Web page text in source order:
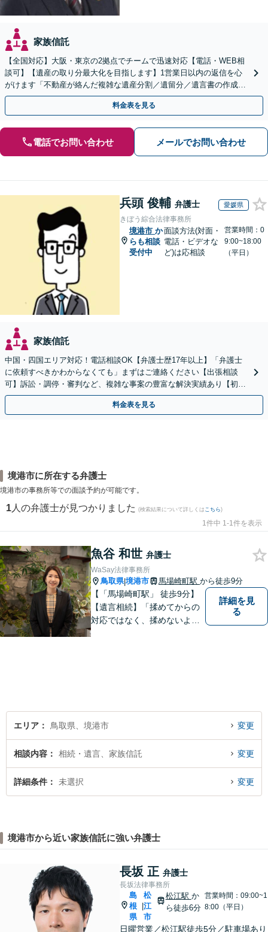
家族信託
【全国対応】大阪・東京の2拠点でチームで迅速対応【電話・WEB相
談可】【遺産の取り分最大化を目指します】1営業日以内の返信を心
がけます「不動産が絡んだ複雑な遺産分割／遺留分／遺言書の作成・
執行／事業承継など、お任せください」【休日相談あり】
料金表を見る
電話でお問い合わせ メールでお問い合わせ
兵頭 俊輔 弁護士 愛媛県
きぼう綜合法律事務所
境港市 か
らも相談
受付中
面談方法(対面・
電話・ビデオな
ど)は応相談
営業時間：0
9:00~18:00
（平日）
家族信託
中国・四国エリア対応！電話相談OK【弁護士歴17年以上】「弁護士
に依頼すべきかわからなくても」まずはご連絡ください【出張相談
可】訴訟・調停・審判など、複雑な事案の豊富な解決実績あり【初回
相談無料】初回面談のみで解決できるケースもあります
料金表を見る
境港市に所在する弁護士
境港市の事務所等での面談予約が可能です。
1 人の弁護士が見つかりました (検索結果について詳しくは こちら)
1件中 1-1件を表示
魚谷 和世 弁護士
WaSay法律事務所
鳥取県|境港市 馬場崎町駅 から徒歩9分
【「馬場崎町駅」 徒歩9分】
【遺言相続】「揉めてからの
対応ではなく、揉めないよう
上】
詳細を見
る
エリア 鳥取県、境港市 変更
相談内容 相続・遺言、家族信託 変更
詳細条件 未選択 変更
境港市から近い家族信託に強い弁護士
長坂 正 弁護士
長坂法律事務所
島
根
県
松
江
市
松江駅 か
ら徒歩6分
営業時間：09:00~1
8:00（平日）
日曜営業／松江駅徒歩5分／駐車場あり